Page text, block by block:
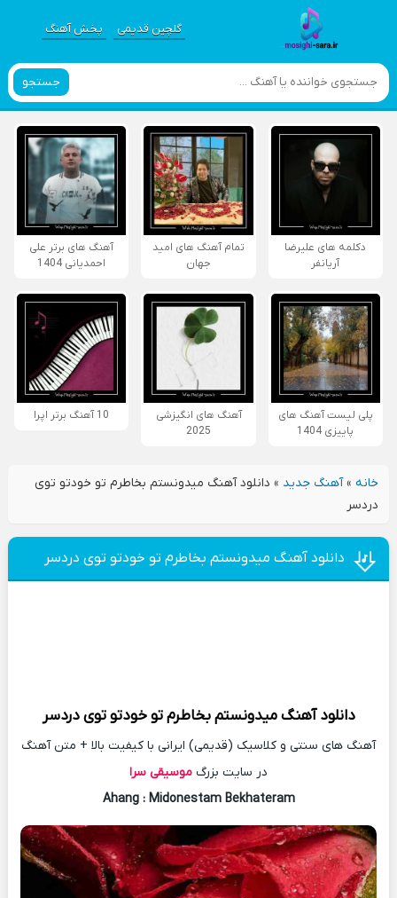
گلچین قدیمی پخش آهنگ
جستجو
دکلمه های علیرضا
آریانفر
تمام آهنگ های امید
جهان
آهنگ های برتر علی
احمدیانی 1404
پلی لیست آهنگ های
پاییزی 1404
آهنگ های انگیزشی
2025
10 آهنگ برتر اپرا
خانه»آهنگ جدید » دانلود آهنگ میدونستم بخاطرم تو خودتو توی
دردسر
دانلود آهنگ میدونستم بخاطرم تو خودتو توی دردسر
دانلود آهنگ میدونستم بخاطرم تو خودتو توی دردسر
آهنگ های سنتی و کلاسیک (قدیمی) ایرانی با کیفیت بالا + متن آهنگ
در سایت بزرگ موسیقی سرا
Ahang : Midonestam Bekhateram